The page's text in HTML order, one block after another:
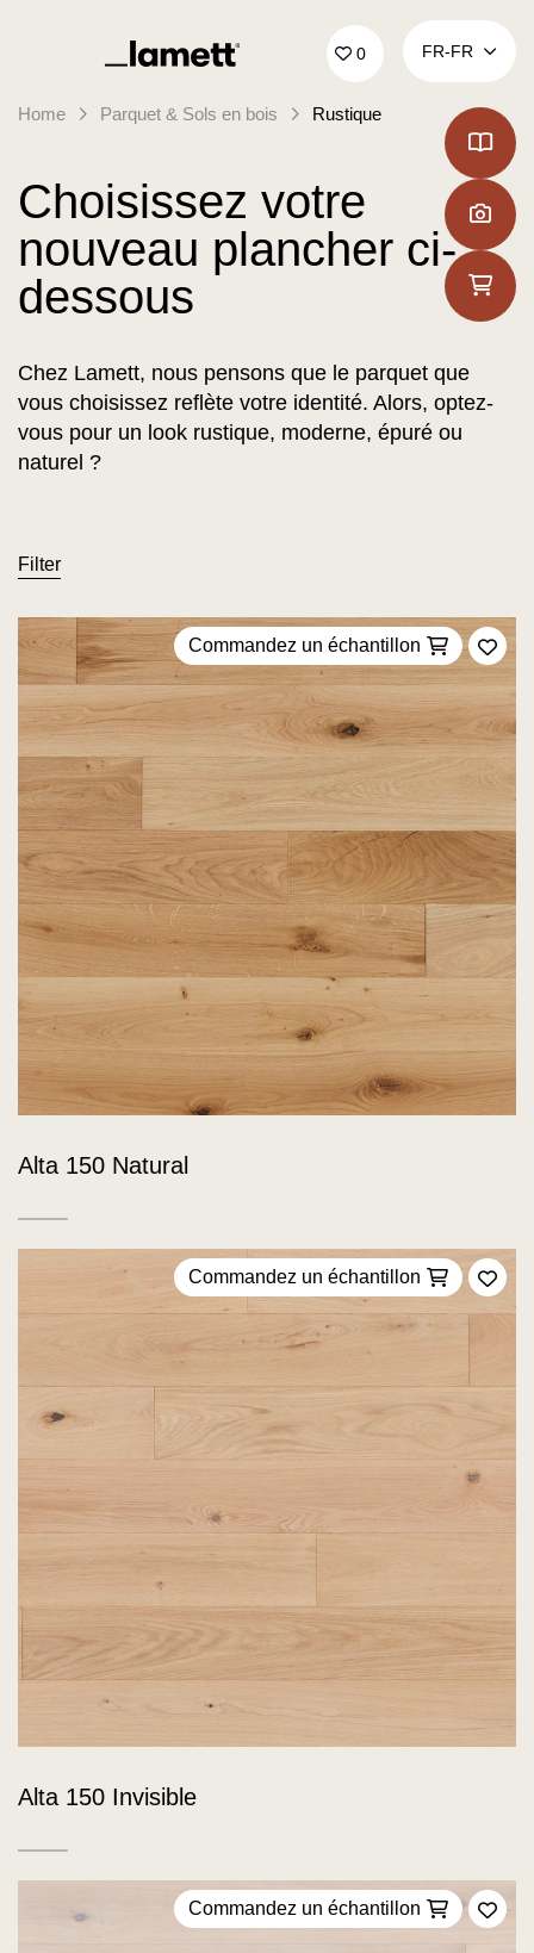
Retour à la page d'accueil 0 FR‑FR
Home Parquet & Sols en bois Rustique
Choisissez votre
nouveau plancher ci-
dessous
Chez Lamett, nous pensons que le parquet que
vous choisissez reflète votre identité. Alors, optez-
vous pour un look rustique, moderne, épuré ou
naturel ?
Filter
Commandez un échantillon
Alta 150 Natural
Commandez un échantillon
Alta 150 Invisible
Commandez un échantillon